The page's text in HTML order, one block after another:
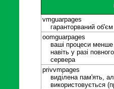
vmguarpages
гаранторваний об'єм
oomguarpages
ваші процеси менше
навіть у разі
сервера
privvmpages
виділена пам'ять,
використовується